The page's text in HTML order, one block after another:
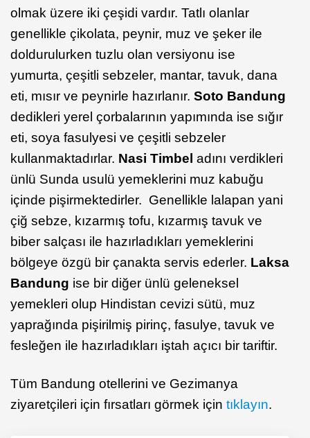
olmak üzere iki çeşidi vardır. Tatlı olanlar
genellikle çikolata, peynir, muz ve şeker ile
doldurulurken tuzlu olan versiyonu ise
yumurta, çeşitli sebzeler, mantar, tavuk, dana
eti, mısır ve peynirle hazırlanır. Soto Bandung
dedikleri yerel çorbalarının yapımında ise sığır
eti, soya fasulyesi ve çeşitli sebzeler
kullanmaktadırlar. Nasi Timbel adını verdikleri
ünlü Sunda usulü yemeklerini muz kabuğu
içinde pişirmektedirler. Genellikle lalapan yani
çiğ sebze, kızarmış tofu, kızarmış tavuk ve
biber salçası ile hazırladıkları yemeklerini
bölgeye özgü bir çanakta servis ederler. Laksa
Bandung ise bir diğer ünlü geleneksel
yemekleri olup Hindistan cevizi sütü, muz
yaprağında pişirilmiş pirinç, fasulye, tavuk ve
fesleğen ile hazırladıkları iştah açıcı bir tariftir.
Tüm Bandung otellerini ve Gezimanya
ziyaretçileri için fırsatları görmek için tıklayın.